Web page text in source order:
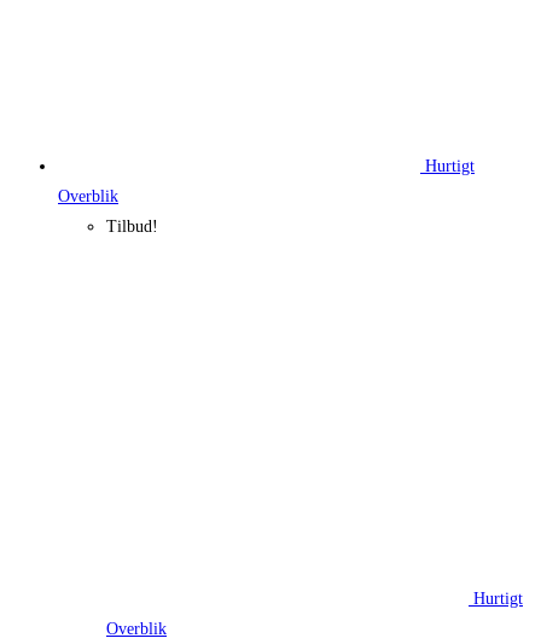
Hurtigt
Overblik
Tilbud!
Hurtigt
Overblik